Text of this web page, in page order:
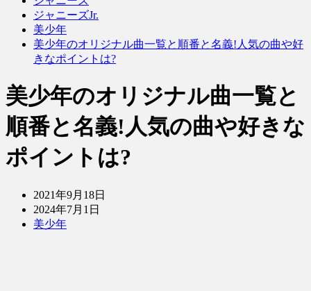
ジャニーズJr.
美少年
美少年のオリジナル曲一覧と順番と名義!人気の曲や好
きなポイントは?
美少年のオリジナル曲一覧と
順番と名義!人気の曲や好きな
ポイントは?
2021年9月18日
2024年7月1日
美少年